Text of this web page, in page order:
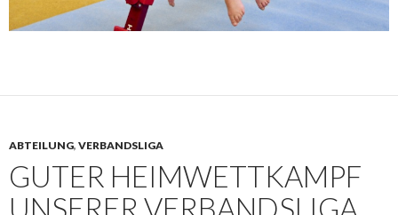
ABTEILUNG, VERBANDSLIGA
GUTER HEIMWETTKAMPF